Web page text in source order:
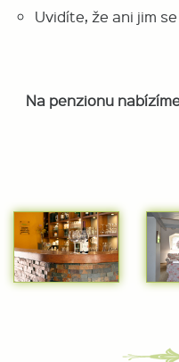
Uvidíte, že ani jim
Na penzionu